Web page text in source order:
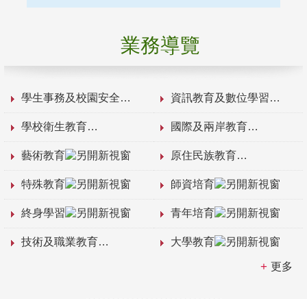
業務導覽
學生事務及校園安全 資訊教育及數位學習
學校衛生教育 國際及兩岸教育
藝術教育 原住民族教育
特殊教育 師資培育
終身學習 青年培育
技術及職業教育 大學教育
更多